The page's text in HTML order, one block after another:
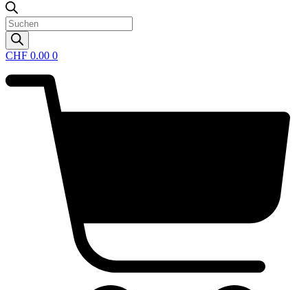
Products
search
CHF 0.00 0